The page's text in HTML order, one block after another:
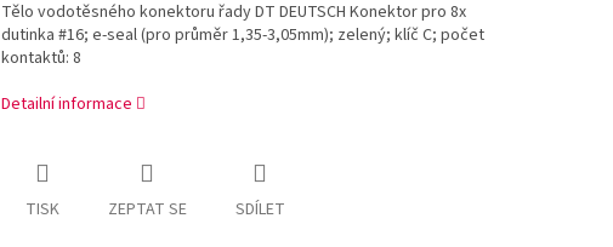
Tělo vodotěsného konektoru řady DT DEUTSCH Konektor pro 8x
dutinka #16; e-seal (pro průměr 1,35-3,05mm); zelený; klíč C; počet
kontaktů: 8
Detailní informace
TISK ZEPTAT SE SDÍLET